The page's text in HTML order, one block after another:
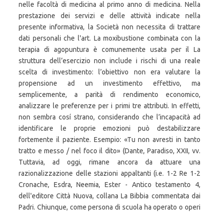
nelle facoltà di medicina al primo anno di medicina. Nella
prestazione dei servizi e delle attività indicate nella
presente informativa, la Società non necessita di trattare
dati personali che l'art. La moxibustione combinata con la
terapia di agopuntura è comunemente usata per il La
struttura dell’esercizio non include i rischi di una reale
scelta di investimento: l’obiettivo non era valutare la
propensione ad un investimento effettivo, ma
semplicemente, a parità di rendimento economico,
analizzare le preferenze per i primi tre attributi. In effetti,
non sembra cosí strano, considerando che l’incapacità ad
identificare le proprie emozioni può destabilizzare
fortemente il paziente. Esempio: «Tu non avresti in tanto
tratto e messo / nel foco il dito» (Dante, Paradiso, XXII, vv.
Tuttavia, ad oggi, rimane ancora da attuare una
razionalizzazione delle stazioni appaltanti (i.e. 1-2 Re 1-2
Cronache, Esdra, Neemia, Ester - Antico testamento 4,
dell'editore Città Nuova, collana La Bibbia commentata dai
Padri. Chiunque, come persona di scuola ha operato o operi